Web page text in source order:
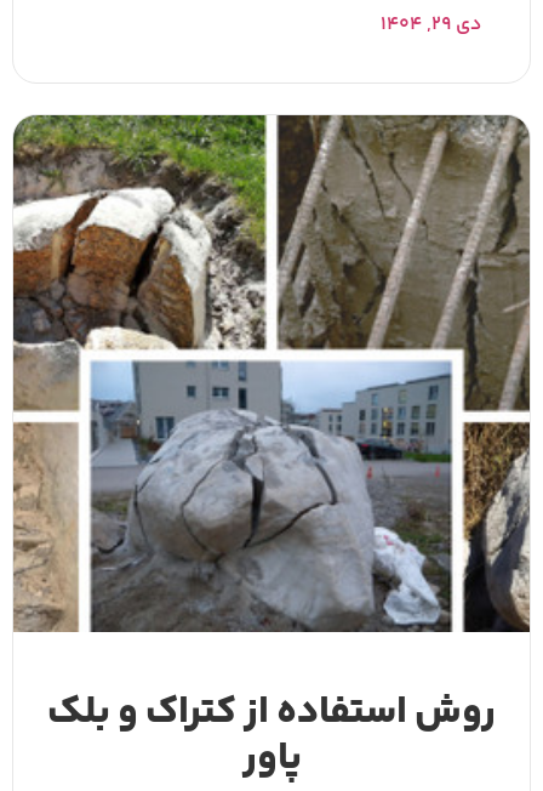
دی ۲۹, ۱۴۰۴
روش استفاده از کتراک و بلک
پاور